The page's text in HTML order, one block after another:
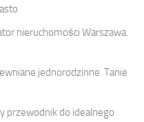
nieruchomości Warszawa.
jednorodzinne. Tanie
przewodnik do idealnego